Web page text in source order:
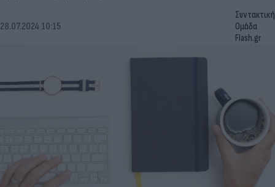
28.07.2024 10:15
Συντακτική
Ομάδα
Flash.gr